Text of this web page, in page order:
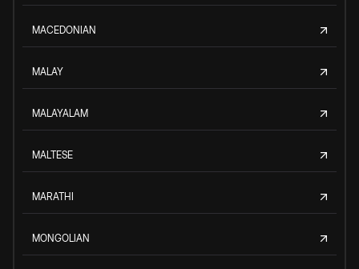
MACEDONIAN
MALAY
MALAYALAM
MALTESE
MARATHI
MONGOLIAN